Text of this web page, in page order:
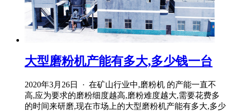
大型磨粉机产能有多大,多少钱一台
2020年3月26日 · 在矿山行业中,磨粉机 的产能一直不
高,应为要求的磨粉细度越高,磨粉难度越大,需要花费多
的时间来研磨,现在市场上的大型磨粉机产能有多大,多少